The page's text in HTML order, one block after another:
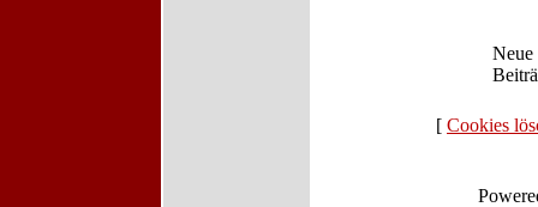
Neue
[ Cookies